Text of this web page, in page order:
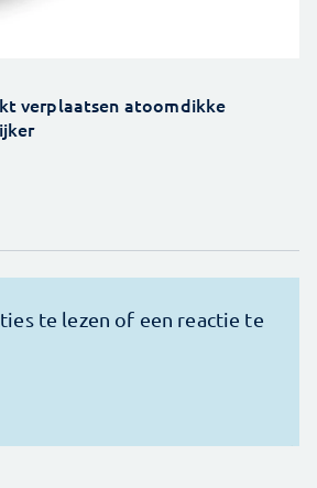
verplaatsen atoomdikke